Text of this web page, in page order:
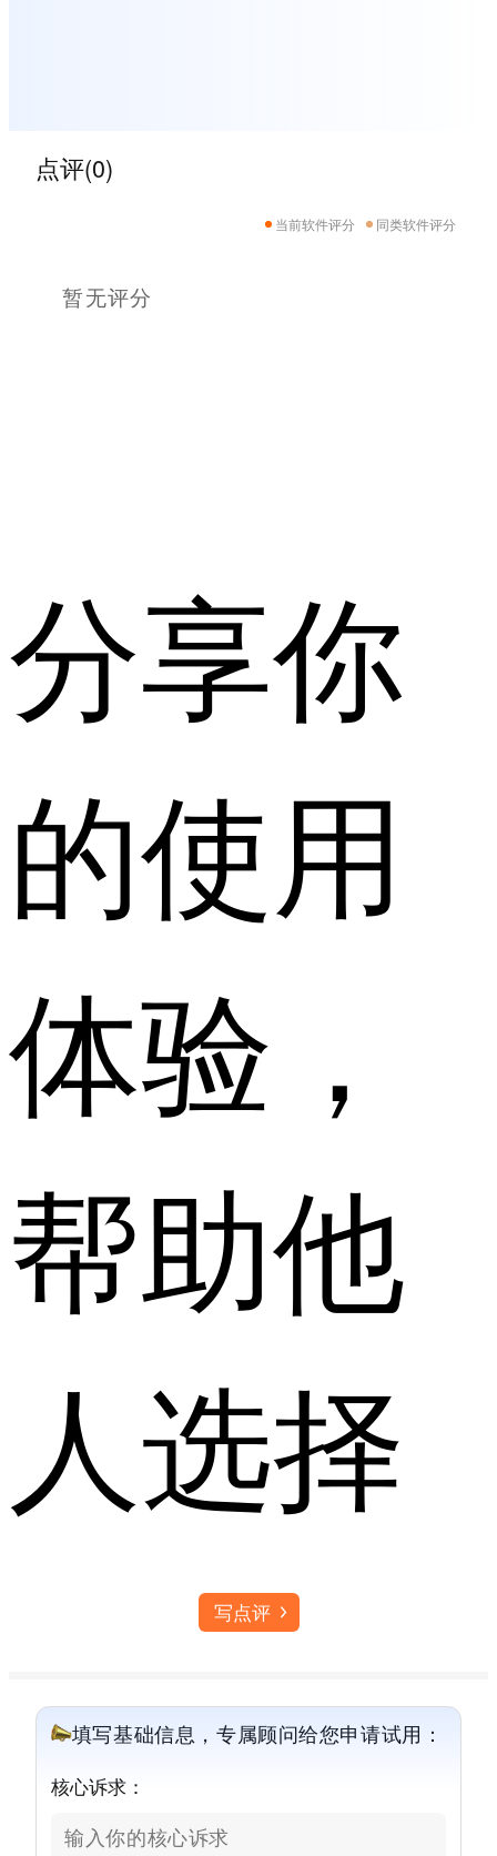
点评(0)
当前软件评分 同类软件评分
暂无评分
分享你
的使用
体验，
帮助他
人选择
写点评
填写基础信息，专属顾问给您申请试用：
核心诉求：